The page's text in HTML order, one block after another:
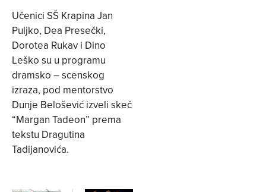
Učenici SŠ Krapina Jan
Puljko, Dea Presečki,
Dorotea Rukav i Dino
Leško su u programu
dramsko – scenskog
izraza, pod mentorstvo
Dunje Belošević izveli skeč
“Margan Tadeon” prema
tekstu Dragutina
Tadijanovića.